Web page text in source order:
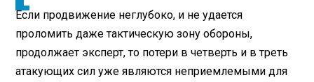
Если продвижение неглубоко, и не удается
проломить даже тактическую зону обороны,
продолжает эксперт, то потери в четверть и в треть
атакующих сил уже являются неприемлемыми для